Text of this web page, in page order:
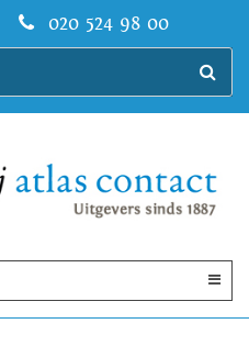
020 524 98 00